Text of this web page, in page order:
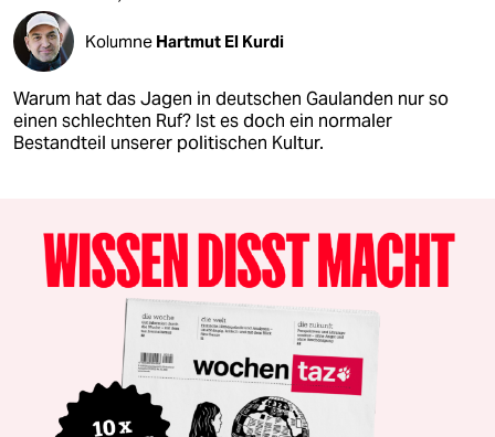
Kolumne Hartmut El Kurdi
Warum hat das Jagen in deutschen Gaulanden nur so
einen schlechten Ruf? Ist es doch ein normaler
Bestandteil unserer politischen Kultur.